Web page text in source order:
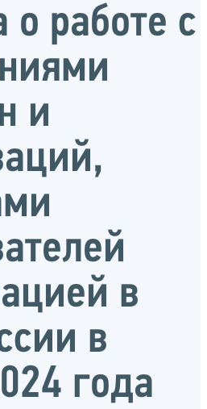
о работе с
и
в
в
года